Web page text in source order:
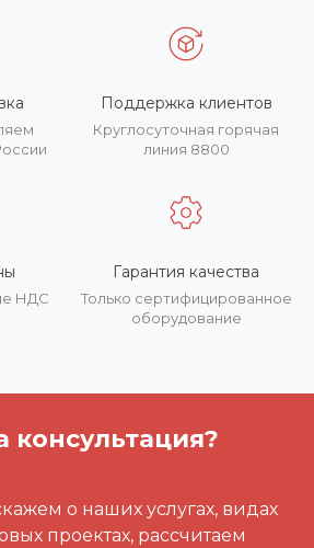
Поддержка клиентов
Круглосуточная горячая
линия 8800
НДС
Гарантия качества
Только сертифицированное
оборудование
консультация?
о наших услугах, видах
проектах, рассчитаем